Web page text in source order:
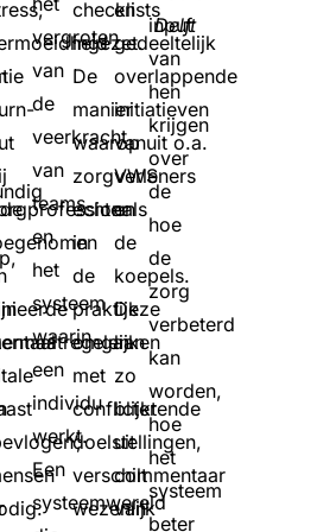
vergroten
van
de
veerkracht
van
teams
en
het
systeem
waarin
een
individu
werkt.
Een
systeemwereld
checklists
ingezet.
De
manier
waarop
zorgverleners
echter
in
de
praktijk
omgaan
met
conflicterende
doelstellingen,
verschilt
wezenlijk
en
gedeeltelijk
overlappende
initiatieven
vanuit o.a.
VWS
en
de
koepels.
Deze
lijken
zo
blijkt
uit
commentaar
van
input
van
hen
krijgen
over
de
hoe
de
zorg
verbeterd
kan
worden,
hoe
het
systeem
beter
Delft